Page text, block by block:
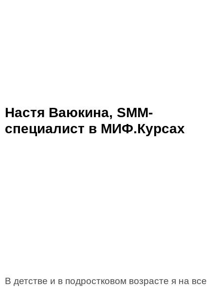
Настя Ваюкина, SMM-
специалист в МИФ.Курсах
В детстве и в подростковом возрасте я на все